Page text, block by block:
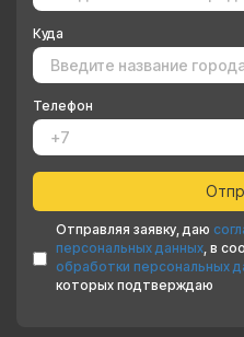
Куда
Телефон
Отправляя заявку, даю
персональных данных, в
обработки персональных
которых подтверждаю